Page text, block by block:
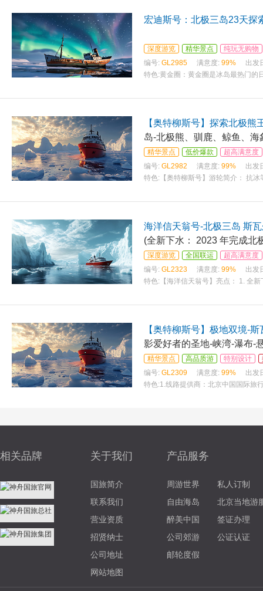
宏迪斯号：北极三岛23天探
深度游览 精华景点
纯玩无购物
编号: GL2985 满意度: 99%
出发
特色:黄金圈：黄金圈是冰岛最热门的
国家公
【奥特柳斯号】探索北极
岛-北极熊、驯鹿、鲸鱼、
精华景点 低价爆款
超高满意度
编号: GL2982 满意度: 99%
出发
特色: 【奥特柳斯号】游轮简介： 抗
海洋信天翁号-北极三岛 斯
(全新下水： 2023 年完成北
深度游览 全国联运
超高满意度
编号: GL2323 满意度: 99%
出发
特色: 【海洋信天翁号】亮点： 1. 全
【奥特柳斯号】极地双境-
影爱好者的圣地-峡湾-瀑布-
精华景点 高品质游 特别设计
编号: GL2309 满意度: 99%
出发
特色:1.线路提供商：北京中国国际旅
相关品牌 关于我们
国旅简介
联系我们
营业资质
招贤纳士
公司地址
网站地图
产品服务
周游世界
私人订制
自由海岛
北京当地游
醉美中国
签证办理
公司郊游
公证认证
邮轮度假